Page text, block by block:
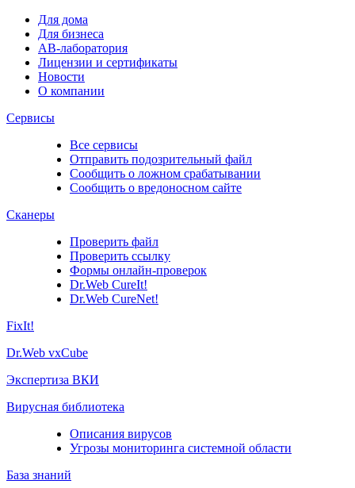
Для дома
Для бизнеса
АВ-лаборатория
Лицензии и сертификаты
Новости
О компании
Сервисы
Все сервисы
Отправить подозрительный файл
Сообщить о ложном срабатывании
Сообщить о вредоносном сайте
Сканеры
Проверить файл
Проверить ссылку
Формы онлайн-проверок
Dr.Web CureIt!
Dr.Web CureNet!
FixIt!
Dr.Web vxCube
Экспертиза ВКИ
Вирусная библиотека
Описания вирусов
Угрозы мониторинга системной области
База знаний